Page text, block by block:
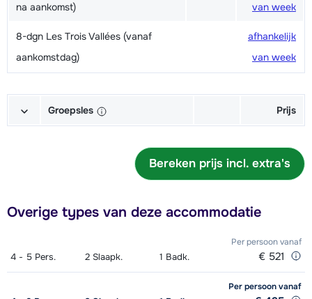
na aankomst)
van week
8-dgn Les Trois Vallées (vanaf
aankomstdag)
afhankelijk
van week
Groepsles Prijs
van week
middags - Beginner
's middags - Beginner
€ 245,00
afhankelijk
Bereken prijs incl. extra's
Overige types van deze accommodatie
Per persoonvanaf
4 - 5 Pers. 2 Slaapk. 1 Badk. € 521
Per persoonvanaf